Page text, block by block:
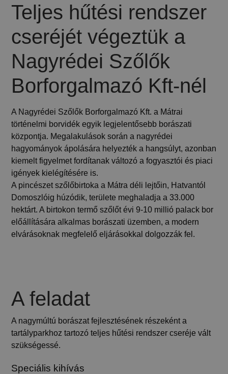
Teljes hűtési rendszer
cseréjét végeztük a
Nagyrédei Szőlők
Borforgalmazó Kft-nél
A Nagyrédei Szőlők Borforgalmazó Kft. a Mátrai
történelmi borvidék egyik legjelentősebb borászati
központja. Megalakulások során a nagyrédei
hagyományok ápolására helyezték a hangsúlyt, azonban
kiemelt figyelmet fordítanak változó a fogyasztói és piaci
igények kielégítésére is.
A pincészet szőlőbirtoka a Mátra déli lejtőin, Hatvantól
Domoszlóig húzódik, területe meghaladja a 33.000
hektárt. A birtokon termő szőlőt évi 9-10 millió palack bor
előállítására alkalmas borászati üzemben, a modern
elvárásoknak megfelelő eljárásokkal dolgozzák fel.
A feladat
A nagymúltú borászat fejlesztésének részeként a
tartályparkhoz tartozó teljes hűtési rendszer cseréje vált
szükségessé.
Speciális kihívás